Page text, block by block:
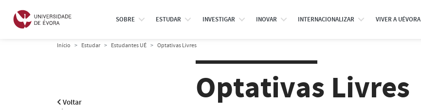
SOBRE ESTUDAR INVESTIGAR INOVAR INTERNACIONALIZAR VIVER A UÉVORA
Início Estudar Estudantes UÉ Optativas Livres
Voltar Optativas Livres